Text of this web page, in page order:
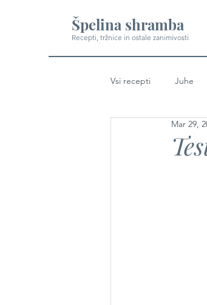
Špelina shramba
Recepti, tržnice in ostale zanimivosti
Vsi recepti Juhe
Mar 29,